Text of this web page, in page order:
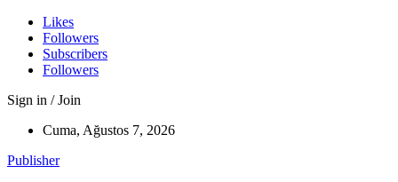
Likes
Followers
Subscribers
Followers
Sign in / Join
Cuma, Ağustos 7, 2026
Publisher